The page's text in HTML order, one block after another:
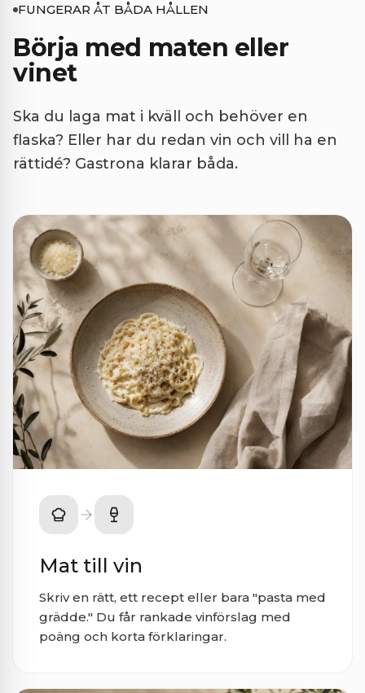
FUNGERAR ÅT BÅDA HÅLLEN
Börja med maten eller
vinet
Ska du laga mat i kväll och behöver en
flaska? Eller har du redan vin och vill ha en
rättidé? Gastrona klarar båda.
Mat till vin
Skriv en rätt, ett recept eller bara "pasta med
grädde." Du får rankade vinförslag med
poäng och korta förklaringar.